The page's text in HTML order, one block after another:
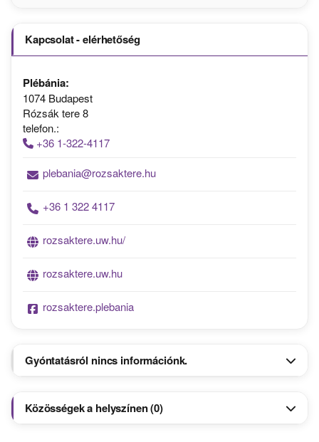
Kapcsolat - elérhetőség
Plébánia:
1074 Budapest
Rózsák tere 8
telefon.:
+36 1-322-4117
plebania@rozsaktere.hu
+36 1 322 4117
rozsaktere.uw.hu/
rozsaktere.uw.hu
rozsaktere.plebania
Gyóntatásról nincs információnk.
Közösségek a helyszínen (0)